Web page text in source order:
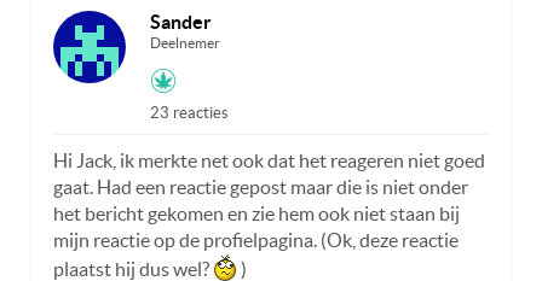
Sander
Deelnemer
23 reacties
Hi Jack, ik merkte net ook dat het reageren niet goed
gaat. Had een reactie gepost maar die is niet onder
het bericht gekomen en zie hem ook niet staan bij
mijn reactie op de profielpagina. (Ok, deze reactie
plaatst hij dus wel?
)